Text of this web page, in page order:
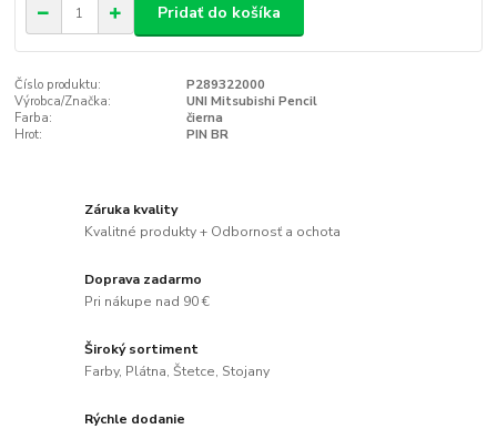
Pridať do košíka
Číslo produktu:
P289322000
Výrobca/Značka:
UNI Mitsubishi Pencil
Farba:
čierna
Hrot:
PIN BR
Záruka kvality
Kvalitné produkty + Odbornosť a ochota
Doprava zadarmo
Pri nákupe nad 90 €
Široký sortiment
Farby, Plátna, Štetce, Stojany
Rýchle dodanie